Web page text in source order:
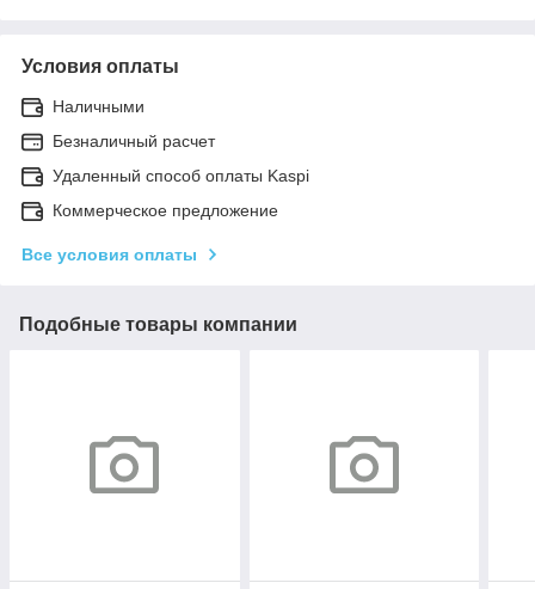
Условия оплаты
Наличными
Безналичный расчет
Удаленный способ оплаты Kaspi
Коммерческое предложение
Все условия оплаты
Подобные товары компании